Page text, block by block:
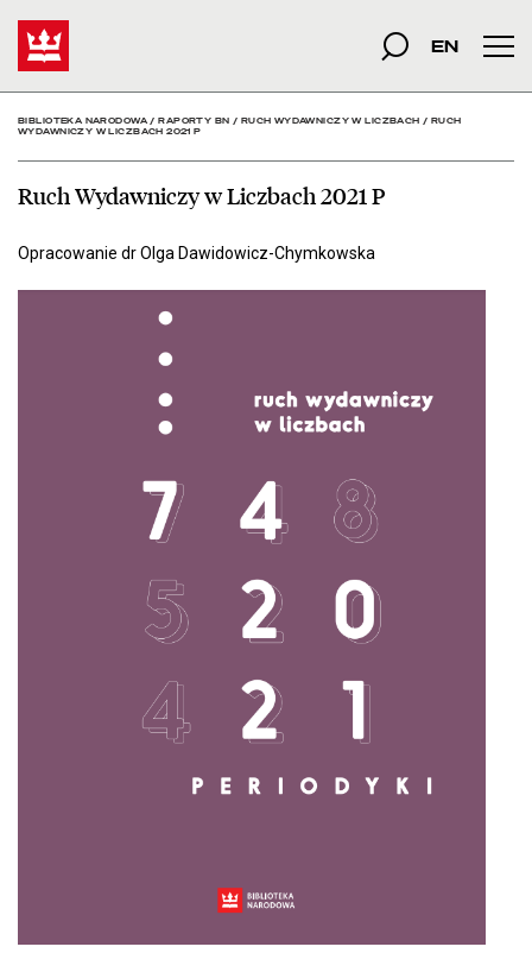
Ruch Wydawniczy w
szukana fraza
Szukaj
EN
BIBLIOTEKA NARODOWA/RAPORTY BN / RUCH WYDAWNICZY W LICZBACH / RUCH
WYDAWNICZY W LICZBACH 2021 P
Ruch Wydawniczy w Liczbach 2021 P
Opracowanie dr Olga Dawidowicz-Chymkowska